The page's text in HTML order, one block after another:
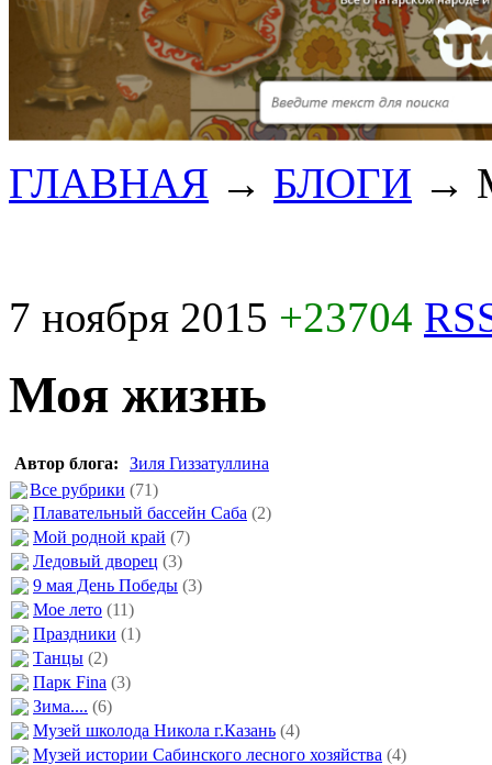
ГЛАВНАЯ → БЛОГИ →
7 ноября 2015 +23704
Моя жизнь
Автор блога:
Зиля Гиззатуллина
Все рубрики (71)
Плавательный бассейн Саба (2)
Мой родной край (7)
Ледовый дворец (3)
9 мая День Победы (3)
Мое лето (11)
Праздники (1)
Танцы (2)
Парк Fina (3)
Зима.... (6)
Музей школода Никола г.Казань (4)
Музей истории Сабинского лесного хозяйства (4)